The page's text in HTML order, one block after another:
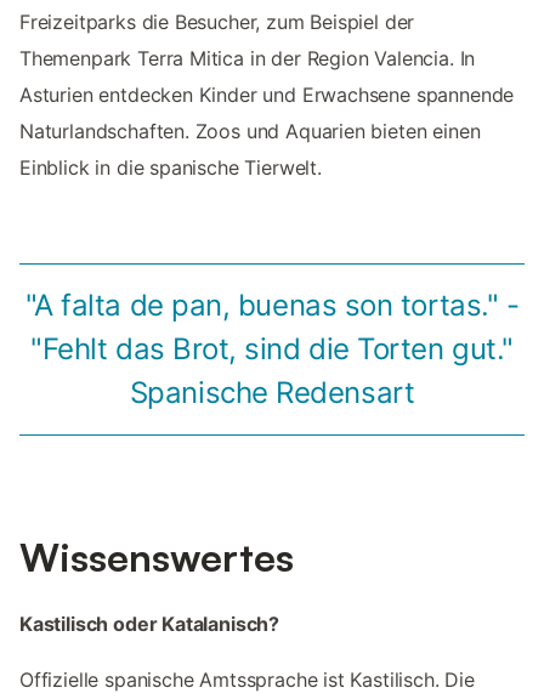
Freizeitparks die Besucher, zum Beispiel der
Themenpark Terra Mitica in der Region Valencia. In
Asturien entdecken Kinder und Erwachsene spannende
Naturlandschaften. Zoos und Aquarien bieten einen
Einblick in die spanische Tierwelt.
"A falta de pan, buenas son tortas." -
"Fehlt das Brot, sind die Torten gut."
Spanische Redensart
Wissenswertes
Kastilisch oder Katalanisch?
Offizielle spanische Amtssprache ist Kastilisch. Die